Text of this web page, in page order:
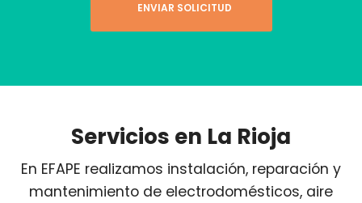
ENVIAR SOLICITUD
Servicios en La Rioja
En EFAPE realizamos instalación, reparación y
mantenimiento de electrodomésticos, aire